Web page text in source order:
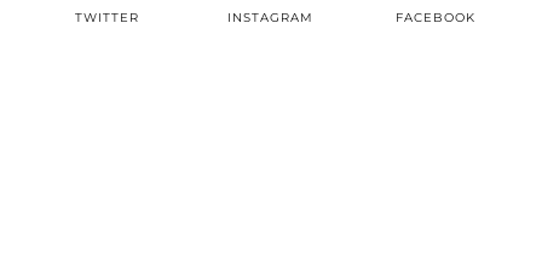
TWITTER INSTAGRAM FACEBOOK